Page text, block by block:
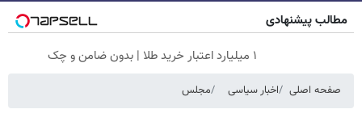
مطالب پیشنهادی
۱ میلیارد اعتبار خرید طلا | بدون ضامن و چک
صفحه اصلی اخبار سیاسی مجلس